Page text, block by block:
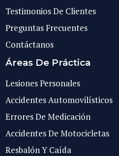
Testimonios De Clientes
Preguntas Frecuentes
Contáctanos
Áreas De Práctica
Lesiones Personales
Accidentes Automovilísticos
Errores De Medicación
Accidentes De Motocicletas
Resbalón Y Caída